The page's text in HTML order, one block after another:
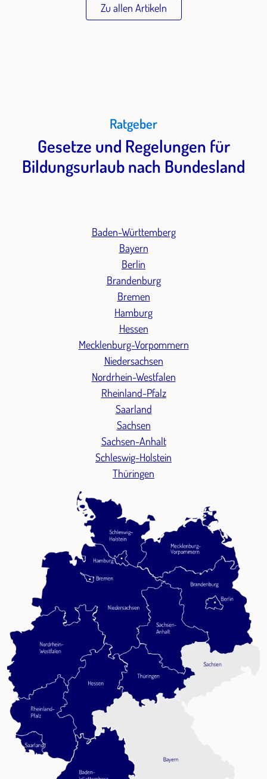
Zu allen Artikeln
Ratgeber
Gesetze und Regelungen für
Bildungsurlaub nach Bundesland
Baden-Württemberg
Bayern
Berlin
Brandenburg
Bremen
Hamburg
Hessen
Mecklenburg-Vorpommern
Niedersachsen
Nordrhein-Westfalen
Rheinland-Pfalz
Saarland
Sachsen
Sachsen-Anhalt
Schleswig-Holstein
Thüringen